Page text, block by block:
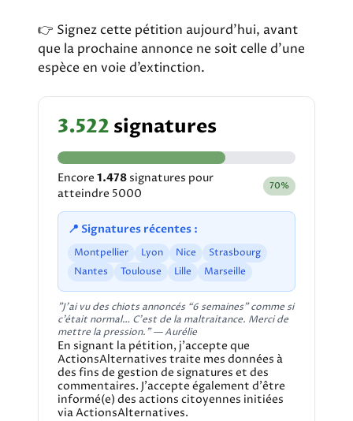
👉 Signez cette pétition aujourd’hui, avant
que la prochaine annonce ne soit celle d’une
espèce en voie d’extinction.
3.522 signatures
Encore 1.478signatures pour
atteindre 5000
70%
📍 Signatures récentes :
Montpellier Lyon Nice
Strasbourg
Nantes
Toulouse Lille Marseille
"J’ai vu des chiots annoncés “6 semaines” comme si
c’était normal… C’est de la maltraitance. Merci de
mettre la pression." — Aurélie
En signant la pétition, j'accepte que
ActionsAlternatives traite mes données à
des fins de gestion de signatures et des
commentaires. J'accepte également d'être
informé(e) des actions citoyennes initiées
via ActionsAlternatives.